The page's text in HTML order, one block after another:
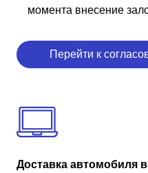
момента внесение
Перейти к
Доставка автомобиля